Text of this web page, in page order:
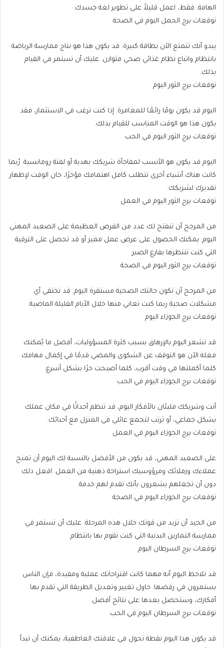
الهامة. فقط، اعمل قليلاً على تطوير لغة جسدك.
توقعات برج الحمل اليوم في الصحة
يبدو أنك تتمتع الآن بطاقة كبيرة. قد يكون هذا هو نتاج ممارسة الرياضة
بانتظام واتباع نظام غذائي صحي متوازن. عليك أن تستمر في القيام
بذلك.
توقعات برج الثور اليوم
اليوم قد يكون يومًا رائعًا للمغامرة. إذا كنت ترغب في الاستثمار، فقد
يكون هذا هو الوقت المناسب للقيام بذلك.
توقعات برج الثور اليوم في الحب
اليوم قد يكون هو الأنسب لمفاجأة شريكك بهدية أو لفتة رومانسية. رُبما
كانت هناك أشياء أخرى تتطلب كامل اهتمامك مؤخرًا، حان الوقت لإظهار
تقديرك لشريكك.
توقعات برج الثور اليوم في العمل
من المرجح أن تنفتح لك عدد من الفرص العظيمة على الصعيد المهني
اليوم. يمكنك الحصول على عرض عمل مميز أو قد تحصل على الترقية
التي كنت تنتظرها بفارغ الصبر.
توقعات برج الثور اليوم في الصحة
من المرجح أن تكون حالتك الصحية مستقرة اليوم. قد تختفي أي
مشكلات صحية ربما كنت تعاني منها خلال الأيام القليلة الماضية.
توقعات برج الجوزاء اليوم
قد تشعر اليوم بالإرهاق بسبب كثرة المسؤوليات، أفضل ما يُمكنك
فعله الآن هو التوقف عن الشكوى والمضي قدمًا في إكمال مهامك.
كلما أكملتها في وقت أقرب، كلما أصبحت حرًا بشكل أسرع.
توقعات برج الجوزاء اليوم في الحب
أنت وشريكك مليئان بالأفكار اليوم، قد تنظم أحداثًا في مكان عملك
بشكل جماعي، أو ترتب لتجمع عائلي في المنزل مع أحبائك.
توقعات برج الجوزاء اليوم في العمل
على الصعيد المهني، قد يكون من الأفضل بالنسبة لك اليوم أن تمنح
عملاءك وزملائك ومرؤوسيك استراحة ذهنية من العمل. افعل ذلك
دون أن تجعلهم يشعرون بأنك تقدم لهم خدمة.
توقعات برج الجوزاء اليوم في الصحة
من الجيد أن تزيد من قوتك خلال هذه المرحلة. عليك أن تستمر في
ممارسة التمارين البدنية التي كنت تقوم بها بانتظام.
توقعات برج السرطان اليوم
قد تلاحظ اليوم أنه مهما كانت اقتراحاتك عملية ومفيدة، فإن الناس
يستمرون في رفضها. حاول تغيير وتعديل الطريقة التي تقدم بها
أفكارك، وستحصل بعدها على نتائج أفضل.
توقعات برج السرطان اليوم في الحب
قد يكون هذا اليوم نقطة تحول في علاقتك العاطفية، يمكنك أن تبدأ